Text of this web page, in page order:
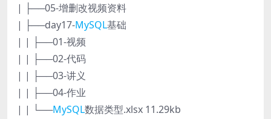
| ├──05-增删改视频资料
| ├──day17-MySQL基础
| | ├──01-视频
| | ├──02-代码
| | ├──03-讲义
| | ├──04-作业
| | └──MySQL数据类型.xlsx 11.29kb